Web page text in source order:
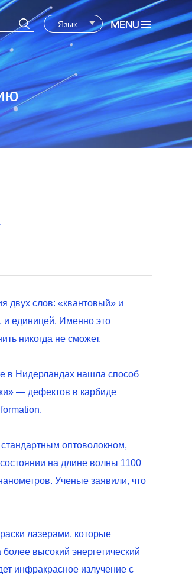
Язык
двух слов: «квантовый» и
и единицей. Именно это
никогда не сможет.
в Нидерландах нашла способ
— дефектов в карбиде
оптоволокном,
на длине волны 1100
Ученые заявили, что
лазерами, которые
высокий энергетический
инфракрасное излучение с